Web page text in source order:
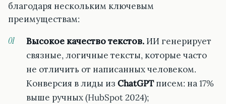
благодаря нескольким ключевым
преимуществам:
Высокое качество текстов.ИИ генерирует
связные, логичные тексты, которые часто
не отличить от написанных человеком.
Конверсия в лиды из ChatGPTписем: на 17%
выше ручных (HubSpot 2024);